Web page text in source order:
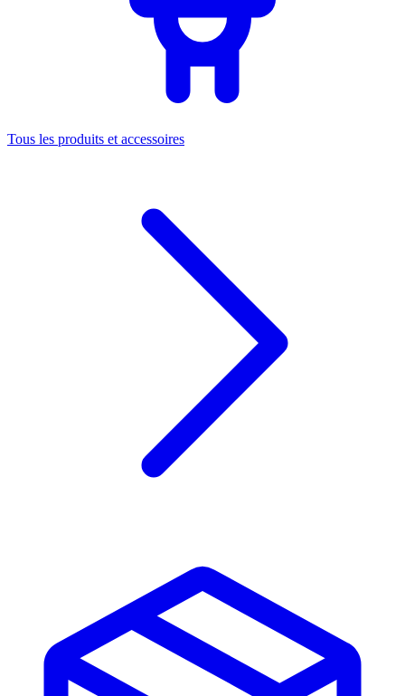
Tous les produits et accessoires